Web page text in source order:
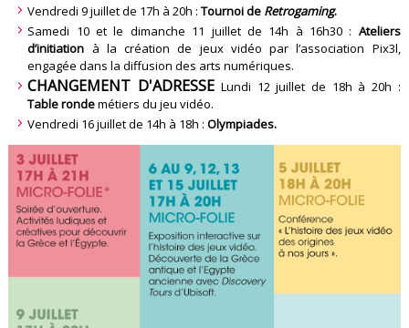
Vendredi 9 juillet de 17h à 20h :Tournoi de Retrogaming.
Samedi 10 et le dimanche 11 juillet de 14h à 16h30 : Ateliers
d’initiation à la création de jeux vidéo par l’association Pix3l,
engagée dans la diffusion des arts numériques.
CHANGEMENT D'ADRESSE Lundi 12 juillet de 18h à 20h :
Table rondemétiers du jeu vidéo.
Vendredi 16 juillet de 14h à 18h :Olympiades.